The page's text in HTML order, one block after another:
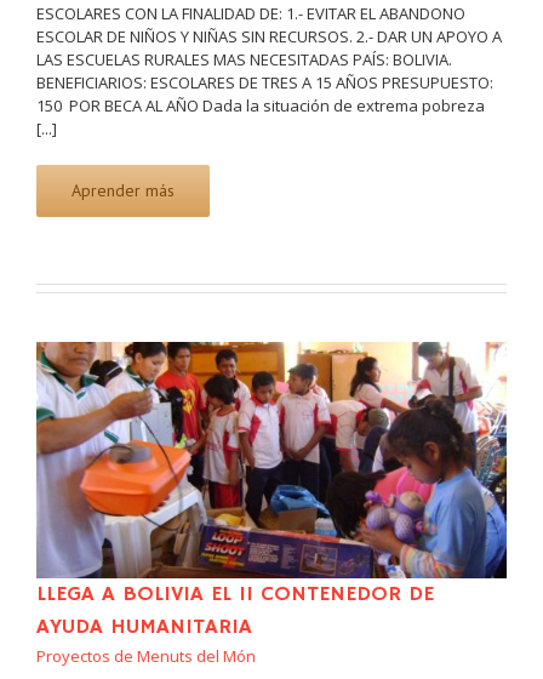
ESCOLARES CON LA FINALIDAD DE: 1.- EVITAR EL ABANDONO
ESCOLAR DE NIÑOS Y NIÑAS SIN RECURSOS. 2.- DAR UN APOYO A
LAS ESCUELAS RURALES MAS NECESITADAS PAÍS: BOLIVIA.
BENEFICIARIOS: ESCOLARES DE TRES A 15 AÑOS PRESUPUESTO:
150  POR BECA AL AÑO Dada la situación de extrema pobreza
[...]
Aprender más
LLEGA A BOLIVIA EL II CONTENEDOR DE
AYUDA HUMANITARIA
Proyectos de Menuts del Món